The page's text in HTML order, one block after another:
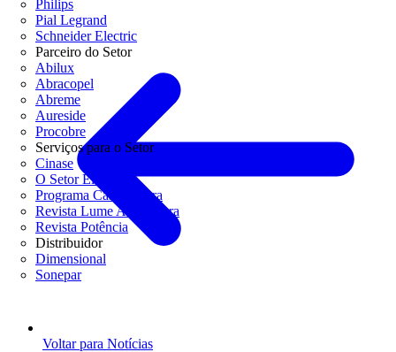
Philips
Pial Legrand
Schneider Electric
Parceiro do Setor
Abilux
Abracopel
Abreme
Aureside
Procobre
Serviços para o Setor
Cinase
O Setor Elétrico
Programa Casa Segura
Revista Lume Arquitetura
Revista Potência
Distribuidor
Dimensional
Sonepar
Voltar para Notícias